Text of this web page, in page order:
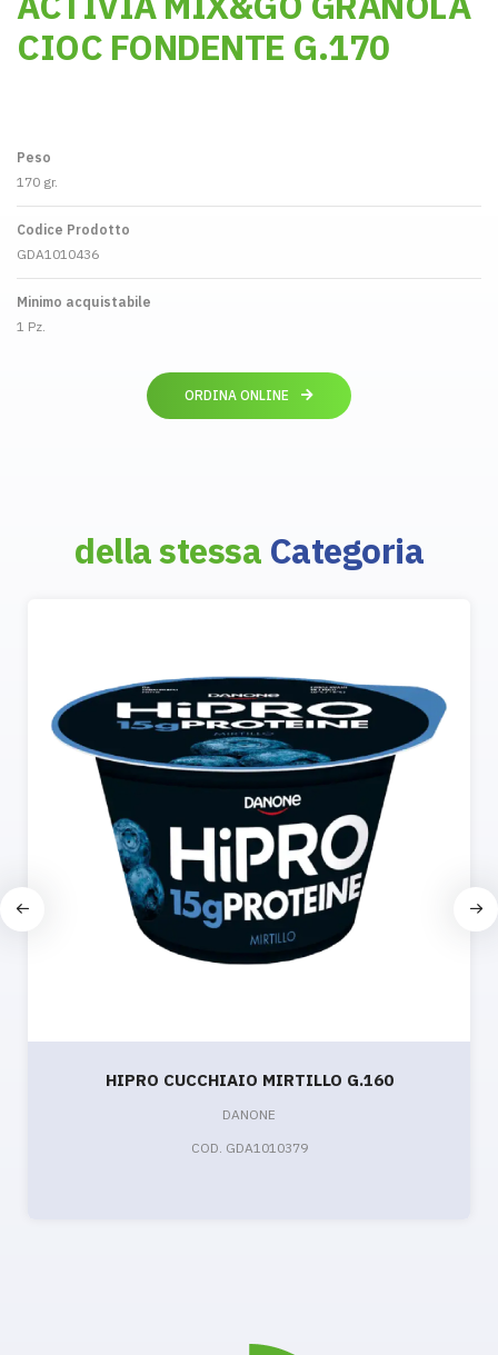
CIOC FONDENTE G.170
Peso
170 gr.
Codice Prodotto
GDA1010436
Minimo acquistabile
1 Pz.
ORDINA ONLINE
della stessa Categoria
HIPRO CUCCHIAIO MIRTILLO G.160
DANONE
COD. GDA1010379